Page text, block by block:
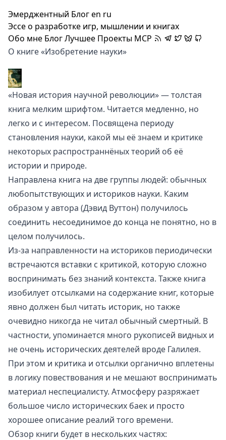
Эмерджентный Блогen ru
Эссе о разработке игр, мышлении и книгах
Обо мне БлогЛучшее Проекты MCP
О книге «Изобретение науки»
«Новая история научной революции» — толстая
книга мелким шрифтом. Читается медленно, но
легко и с интересом. Посвящена периоду
становления науки, какой мы её знаем и критике
некоторых распространнёных теорий об её
истории и природе.
Направлена книга на две группы людей: обычных
любопытствующих и историков науки. Каким
образом у автора (Дэвид Вуттон) получилось
соединить несоединимое до конца не понятно, но в
целом получилось.
Из-за направленности на историков периодически
встречаются вставки с критикой, которую сложно
воспринимать без знаний контекста. Также книга
изобилует отсылками на содержание книг, которые
явно должен был читать историк, но также
очевидно никогда не читал обычный смертный. В
частности, упоминается много рукописей видных и
не очень исторических деятелей вроде Галилея.
При этом и критика и отсылки органично вплетены
в логику повествования и не мешают воспринимать
материал неспециалисту. Атмосферу разряжает
большое число исторических баек и просто
хорошее описание реалий того времени.
Обзор книги будет в нескольких частях: